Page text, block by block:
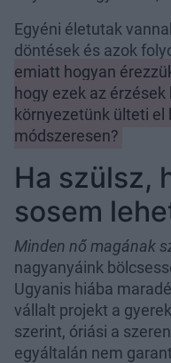
Egyéni életutak
döntések és azok
emiatt hogyan
hogy ezek az
környezetünk ülteti el
módszeresen?
Ha szülsz,
sosem
Minden nő magának
nagyanyáink
Ugyanis hiába
vállalt projekt a
szerint, óriási a
egyáltalán nem